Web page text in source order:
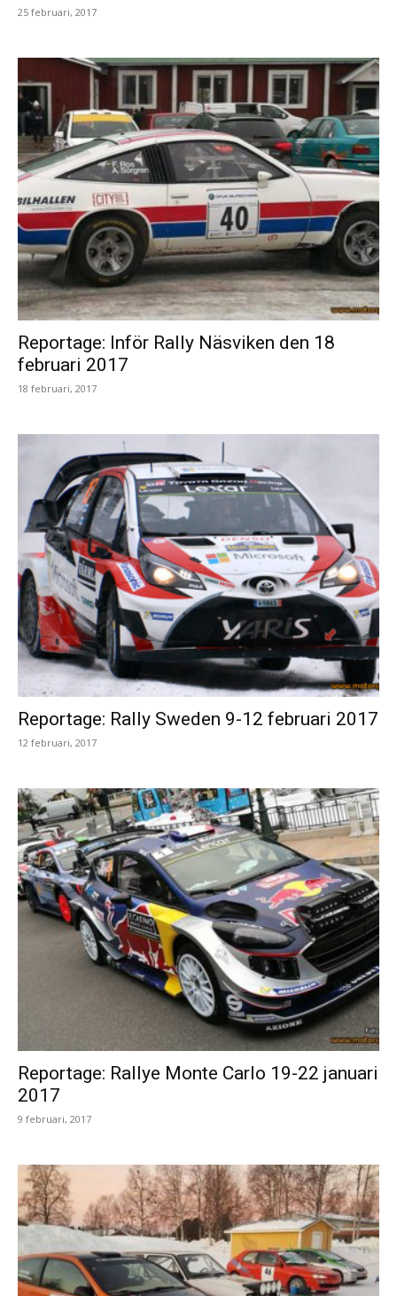
25 februari, 2017
Reportage: Inför Rally Näsviken den 18
februari 2017
18 februari, 2017
Reportage: Rally Sweden 9-12 februari 2017
12 februari, 2017
Reportage: Rallye Monte Carlo 19-22 januari
2017
9 februari, 2017